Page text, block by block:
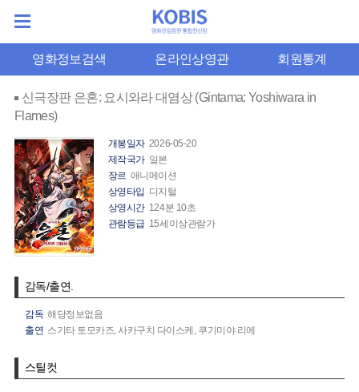
영화정보검색 온라인상영관 회원통계
신극장판 은혼: 요시와라 대염상 (Gintama: Yoshiwara in
Flames)
개봉일자 2026-05-20
제작국가 일본
장르 애니메이션
상영타입 디지털
상영시간 124분 10초
관람등급 15세이상관람가
감독/출연.
감독 해당정보없음
출연 스기타 토모카즈, 사카구치 다이스케, 쿠기미야 리에
스틸컷